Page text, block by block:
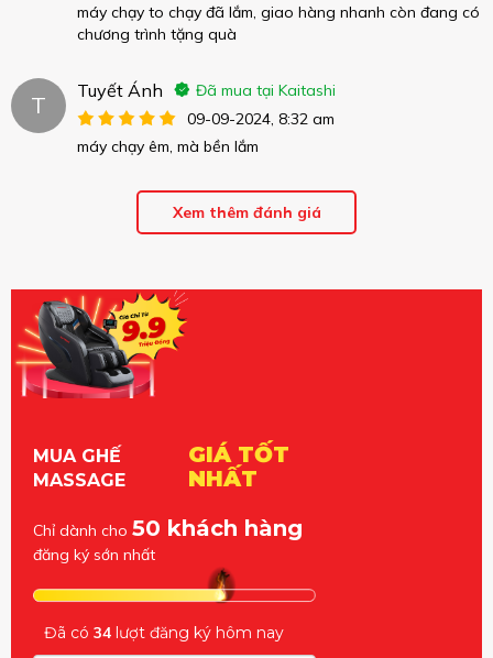
máy chạy to chạy đã lắm, giao hàng nhanh còn đang có
chương trình tặng quà
T
Tuyết Ánh
Đã mua tại Kaitashi
09-09-2024, 8:32 am
máy chạy êm, mà bền lắm
Xem thêm đánh giá
MUA GHẾ
MASSAGE
GIÁ TỐT
NHẤT
Chỉ dành cho 50 khách hàng
đăng ký sớn nhất
Đã có 34 lượt đăng ký hôm nay